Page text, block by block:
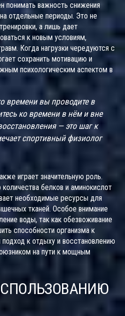
понимать важность снижения
отдельные периоды. Это не
а лишь дает
к новым условиям,
Когда нагрузки чередуются с
сохранить мотивацию и
психологическим аспектом в
времени вы проводите в
ко времени в нём и вне
— это шаг к
спортивный физиолог
играет значительную роль.
белков и аминокислот
необходимые ресурсы для
тканей. Особое внимание
воды, так как обезвоживание
способности организма к
к отдыху и восстановлению
на пути к мощным